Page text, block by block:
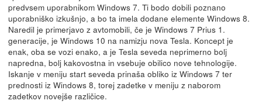
predvsem uporabnikom Windows 7. Ti bodo dobili poznano
uporabniško izkušnjo, a bo ta imela dodane elemente Windows 8.
Naredil je primerjavo z avtomobili, če je Windows 7 Prius 1.
generacije, je Windows 10 na namizju nova Tesla. Koncept je
enak, oba se vozi enako, a je Tesla seveda neprimerno bolj
napredna, bolj kakovostna in vsebuje obilico nove tehnologije.
Iskanje v meniju start seveda prinaša obliko iz Windows 7 ter
prednosti iz Windows 8, torej zadetke v meniju z naborom
zadetkov novejše različice.